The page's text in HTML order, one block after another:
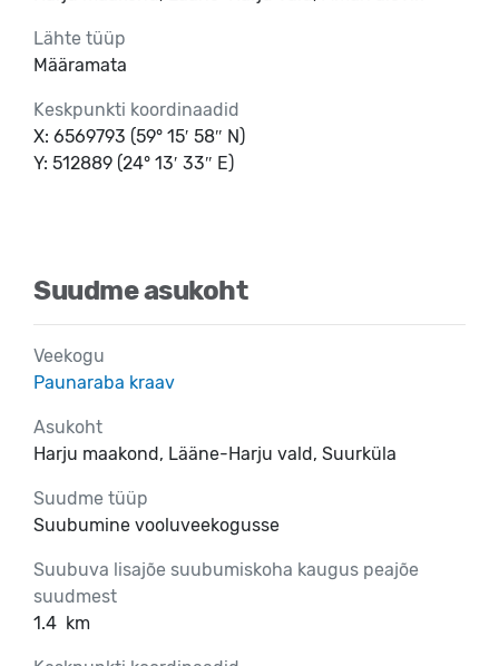
Lähte tüüp
Määramata
Keskpunkti koordinaadid
X: 6569793 (59° 15′ 58″ N)
Y: 512889 (24° 13′ 33″ E)
Suudme asukoht
Veekogu
Paunaraba kraav
Asukoht
Harju maakond, Lääne-Harju vald, Suurküla
Suudme tüüp
Suubumine vooluveekogusse
Suubuva lisajõe suubumiskoha kaugus peajõe
suudmest
1.4 km